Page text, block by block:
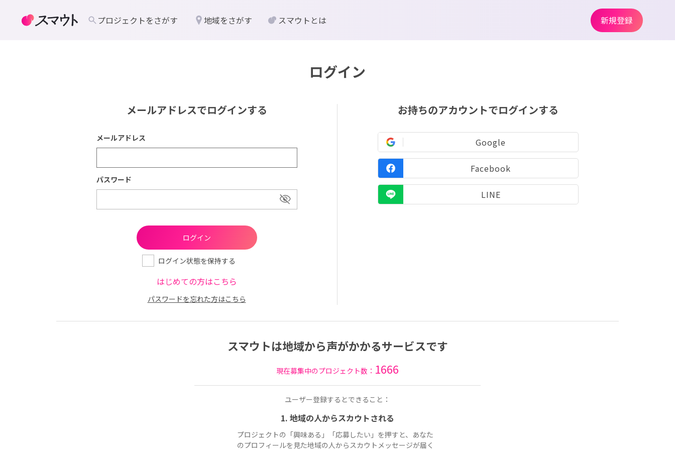
ログイン
メールアドレスでログインする
メールアドレス
パスワード
ログイン状態を保持する
はじめての方はこちら
パスワードを忘れた方はこちら
お持ちのアカウントでログインする
Google
Facebook
LINE
スマウトは地域から声がかかるサービスです
現在募集中のプロジェクト数： 1666
ユーザー登録するとできること：
1. 地域の人からスカウトされる
プロジェクトの「興味ある」「応募したい」を押すと、あなた
のプロフィールを見た地域の人からスカウトメッセージが届く
プロジェクトをさがす 地域をさがす スマウトとは 新規登録